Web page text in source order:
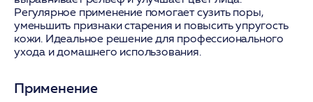
Регулярное применение помогает сузить поры,
уменьшить признаки старения и повысить упругость
кожи. Идеальное решение для профессионального
ухода и домашнего использования.
Применение